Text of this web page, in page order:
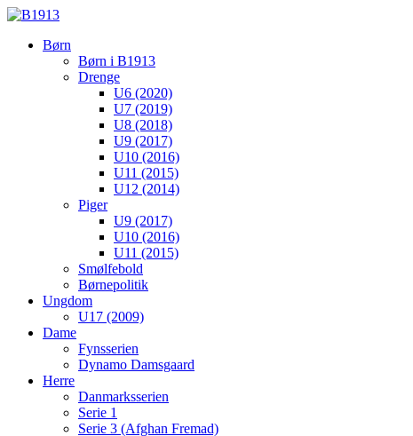
Børn
Børn i B1913
Drenge
U6 (2020)
U7 (2019)
U8 (2018)
U9 (2017)
U10 (2016)
U11 (2015)
U12 (2014)
Piger
U9 (2017)
U10 (2016)
U11 (2015)
Smølfebold
Børnepolitik
Ungdom
U17 (2009)
Dame
Fynsserien
Dynamo Damsgaard
Herre
Danmarksserien
Serie 1
Serie 3 (Afghan Fremad)